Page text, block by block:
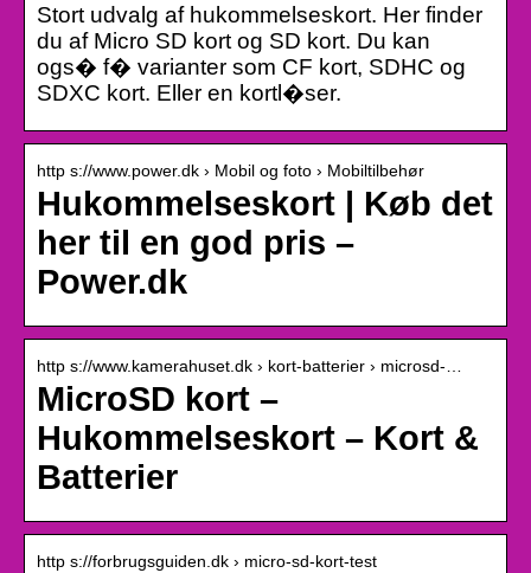
Stort udvalg af hukommelseskort. Her finder
du af Micro SD kort og SD kort. Du kan
ogs� f� varianter som CF kort, SDHC og
SDXC kort. Eller en kortl�ser.
http s://www.power.dk › Mobil og foto › Mobiltilbehør
Hukommelseskort | Køb det
her til en god pris –
Power.dk
http s://www.kamerahuset.dk › kort-batterier › microsd-…
MicroSD kort –
Hukommelseskort – Kort &
Batterier
http s://forbrugsguiden.dk › micro-sd-kort-test